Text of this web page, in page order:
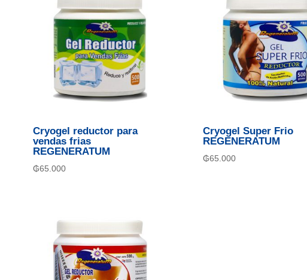
Cryogel reductor para
vendas frias
REGENERATUM
₲65.000
Cryogel Super Frio
REGENERATUM
₲65.000